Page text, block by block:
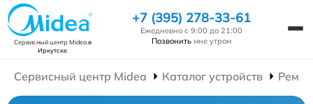
Сервисный центр Mideaв
Иркутске
+7 (395) 278-33-61
Ежедневно с 9:00 до 21:00
Позвонить мне утром
Сервисный центр Midea Каталог устройств